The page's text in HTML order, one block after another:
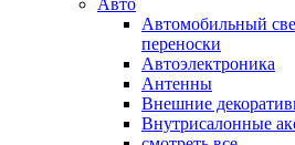
Авто
Автомобильный
переноски
Автоэлектроника
Антенны
Внешние
Внутрисалонные